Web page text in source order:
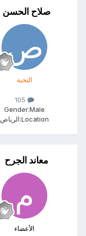
صلاح الحسن
النخبة
Gender:Male
Location: الرياض
معاند الجرح
الأعضاء